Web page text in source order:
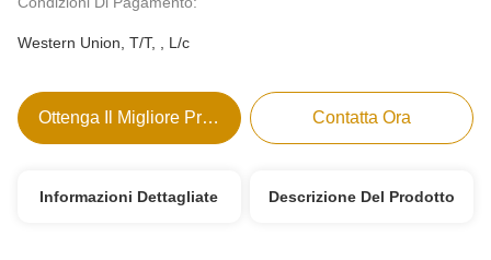
Western Union, T/T, , L/c
Ottenga Il Migliore Prezzo Contatta Ora
Informazioni Dettagliate Descrizione Del Prodotto